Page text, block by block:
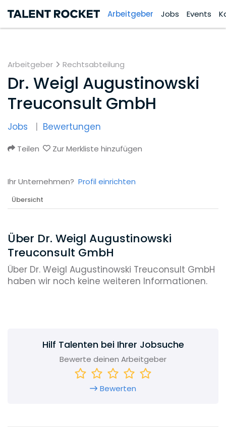
Arbeitgeber Jobs Events
Arbeitgeber Rechtsabteilung
Dr. Weigl Augustinowski
Treuconsult GmbH
Jobs Bewertungen
Teilen Zur Merkliste hinzufügen
Ihr Unternehmen? Profil einrichten
Übersicht
Über Dr. Weigl Augustinowski
Treuconsult GmbH
Über Dr. Weigl Augustinowski Treuconsult GmbH
haben wir noch keine weiteren Informationen.
Hilf Talenten bei Ihrer Jobsuche
Bewerte deinen Arbeitgeber
Bewerten